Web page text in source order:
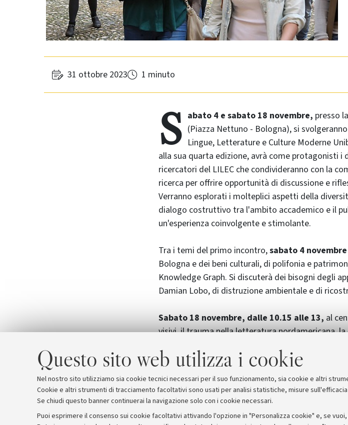
Questo sito web utilizza i cookie
Nel nostro sito utilizziamo sia cookie tecnici necessari per il suo funzionamento, sia cookie e altri
Cookie e altri strumenti di tracciamento facoltativi sono usati per analisi statistiche, misure
Se chiudi questo banner continuerai la navigazione solo con i cookie necessari.
Puoi esprimere il consenso sui cookie facoltativi attivando l'opzione in "Personalizza cookie" e, se
31 ottobre 2023 1 minuto
S abato 4 e sabato 18 novembre, presso
(Piazza Nettuno - Bologna), si
Lingue, Letterature e Culture Moderne
alla sua quarta edizione, avrà come protagonisti
ricercatori del LILEC che condivideranno con la
ricerca per offrire opportunità di discussione e
Verranno esplorati i molteplici aspetti della
dialogo costruttivo tra l'ambito accademico e il
un'esperienza coinvolgente e stimolante.
Tra i temi del primo incontro,sabato 4
Bologna e dei beni culturali, di polifonia e
Knowledge Graph. Si discuterà dei bisogni degli
Damian Lobo, di distruzione ambientale e di
Sabato 18 novembre, dalle 10.15 alle 13, al
visivi, il trauma nella letteratura nordamericana,
viaggio ne "L'Oriente della Nostalgia" attraverso i